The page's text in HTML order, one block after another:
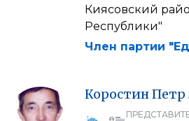
Киясовский
Республики"
Член партии
КоростинПетр